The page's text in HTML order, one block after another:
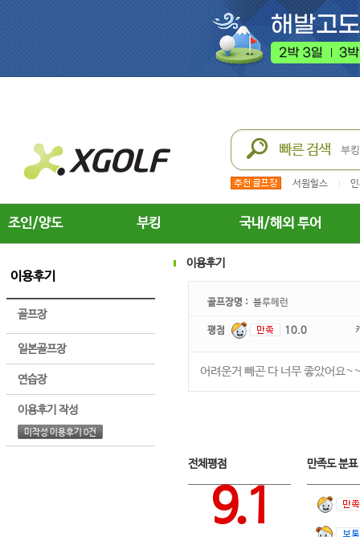
서원힐스
조인/양도 부킹 국내/해외 투어
이용후기
골프장
일본골프장
연습장
이용후기 작성
미작성 이용후기 0건
이용후기
골프장명 : 블루헤런
평점 10.0
어려운거 빼곤 다 너무 좋았어요
전체평점
9.1
만족도 분